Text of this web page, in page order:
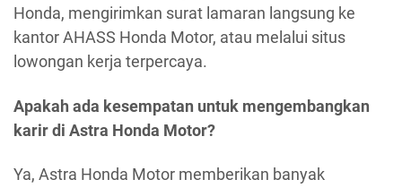
Honda, mengirimkan surat lamaran langsung ke
kantor AHASS Honda Motor, atau melalui situs
lowongan kerja terpercaya.
Apakah ada kesempatan untuk mengembangkan
karir di Astra Honda Motor?
Ya, Astra Honda Motor memberikan banyak